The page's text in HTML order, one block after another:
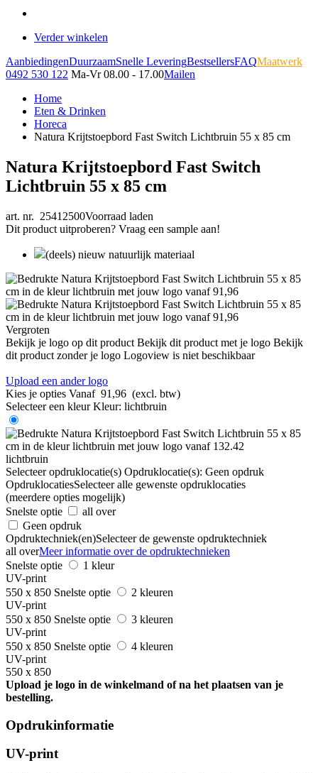
Verder winkelen
AanbiedingenDuurzaamSnelle LeveringBestsellersFAQMaatwerk
0492 530 122 Ma-Vr 08.00 - 17.00Mailen
Home
Eten & Drinken
Horeca
Natura Krijtstoepbord Fast Switch Lichtbruin 55 x 85 cm
Natura Krijtstoepbord Fast Switch
Lichtbruin 55 x 85 cm
art. nr. 25412500Voorraad laden
Dit product uitproberen? Vraag een sample aan!
(deels) nieuw natuurlijk materiaal
Vergroten
Bekijk je logo op dit product Bekijk dit product met je logo Bekijk
dit product zonder je logo Logoview is niet beschikbaar
Upload een ander logo
Kies je opties Vanaf 91,96 (excl. btw)
Selecteer een kleur Kleur: lichtbruin
lichtbruin
Selecteer opdruklocatie(s) Opdruklocatie(s): Geen opdruk
OpdruklocatiesSelecteer alle gewenste opdruklocaties
(meerdere opties mogelijk)
Snelste optie
all over
Geen opdruk
Opdruktechniek(en)Selecteer de gewenste opdruktechniek
all overMeer informatie over de opdruktechnieken
Snelste optie
1 kleur
UV-print
550 x 850 Snelste optie
2 kleuren
UV-print
550 x 850 Snelste optie
3 kleuren
UV-print
550 x 850 Snelste optie
4 kleuren
UV-print
550 x 850
Upload je logo in de winkelmand of na het plaatsen van je
bestelling.
Opdrukinformatie
UV-print